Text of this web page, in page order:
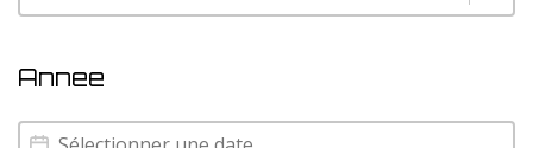
Annee
Annee
Annee